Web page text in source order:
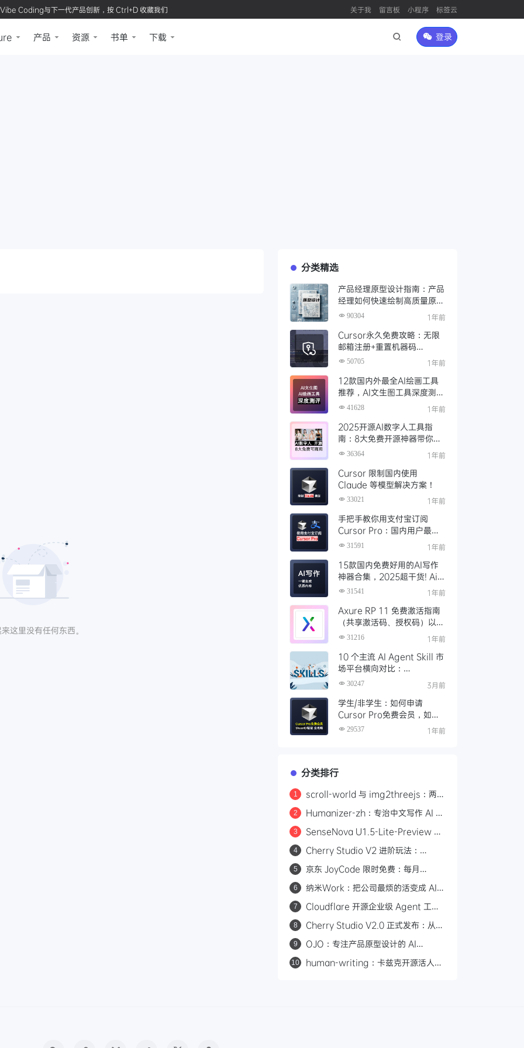
Coding与下一代产品创新，按 Ctrl+D 收藏我们 关于我 留言板 小程序 标签云
产品 资源 书单 下载 登录
这里没有任何东西。
分类精选
产品经理原型设计指南：产品
经理如何快速绘制高质量原
型？（附步骤与资源）
90304 1年前
Cursor永久免费攻略：无限
邮箱注册+重置机器码
+Cursor试用期重置工具实现
50705 1年前
12款国内外最全AI绘画工具
推荐，AI文生图工具深度测评
与场景化对比
41628 1年前
2025开源AI数字人工具指
南：8大免费开源神器带你免
费解锁可商用的AI数字人
36364 1年前
Cursor 限制国内使用
Claude 等模型解决方案！
33021 1年前
手把手教你用支付宝订阅
Cursor Pro：国内用户最全
开通教程（附取消自动扣费）
31591 1年前
15款国内免费好用的AI写作
神器合集，2025超干货! Ai
写作工具推荐，支持论文长文
31541 1年前
Axure RP 11 免费激活指南
（共享激活码、授权码）以及
永久激活方法分享
31216 1年前
10 个主流 AI Agent Skill 市
场平台横向对比：
Clawhub、Skillsmp、
30247 3月前
学生/非学生：如何申请
Cursor Pro免费会员，如何
通过SheerID验证快速激活全
29537 1年前
分类排行
1
scroll-world 与 img2threejs：两个
做网页和 3D 模型
2
Humanizer-zh：专治中文写作 AI 味
3
SenseNova U1.5-Lite-Preview 开
4K 图像生成与编辑
4
Cherry Studio V2 进阶玩法：
生态
5
京东 JoyCode 限时免费：每月
大模型
6
纳米Work：把公司最烦的活变成 AI
7
Cloudflare 开源企业级 Agent 工作
8
Cherry Studio V2.0 正式发布：从
能工作站
9
OJO：专注产品原型设计的 AI
10
human-writing：卡兹克开源活人感